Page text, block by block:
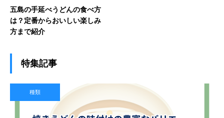
五島の手延べうどんの食べ方
は？定番からおいしい楽しみ
方まで紹介
特集記事
種類